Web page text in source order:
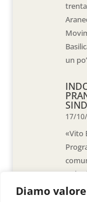
Diamo
un
17/
«Vito
al